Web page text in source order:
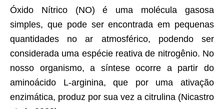
Óxido Nítrico (NO) é uma molécula gasosa
simples, que pode ser encontrada em pequenas
quantidades no ar atmosférico, podendo ser
considerada uma espécie reativa de nitrogênio. No
nosso organismo, a síntese ocorre a partir do
aminoácido L-arginina, que por uma ativação
enzimática, produz por sua vez a citrulina (Nicastro